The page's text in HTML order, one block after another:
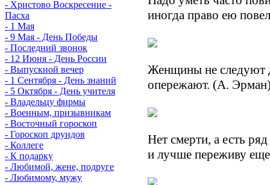
- Христово Воскресение -
Пасха
- 1 Мая
- 9 Мая - День Победы
- Последний звонок
- 12 Июня - День России
- Выпускной вечер
- 1 Сентября - День знаний
- 5 Октября - День учителя
- Владельцу фирмы
- Военным, призывникам
- Восточный гороскоп
- Гороскоп друидов
- Коллеге
- К подарку
- Любимой, жене, подруге
- Любимому, мужу
иногда право ею
Женщины не следуют
опережают. (А.
Нет смерти, а есть
и лучше переживу